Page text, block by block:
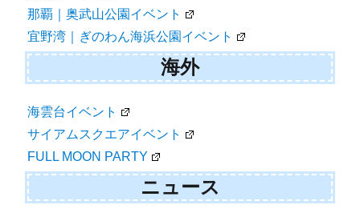
那覇｜奥武山公園イベント
宜野湾｜ぎのわん海浜公園イベント
海外
海雲台イベント
サイアムスクエアイベント
FULL MOON PARTY
ニュース